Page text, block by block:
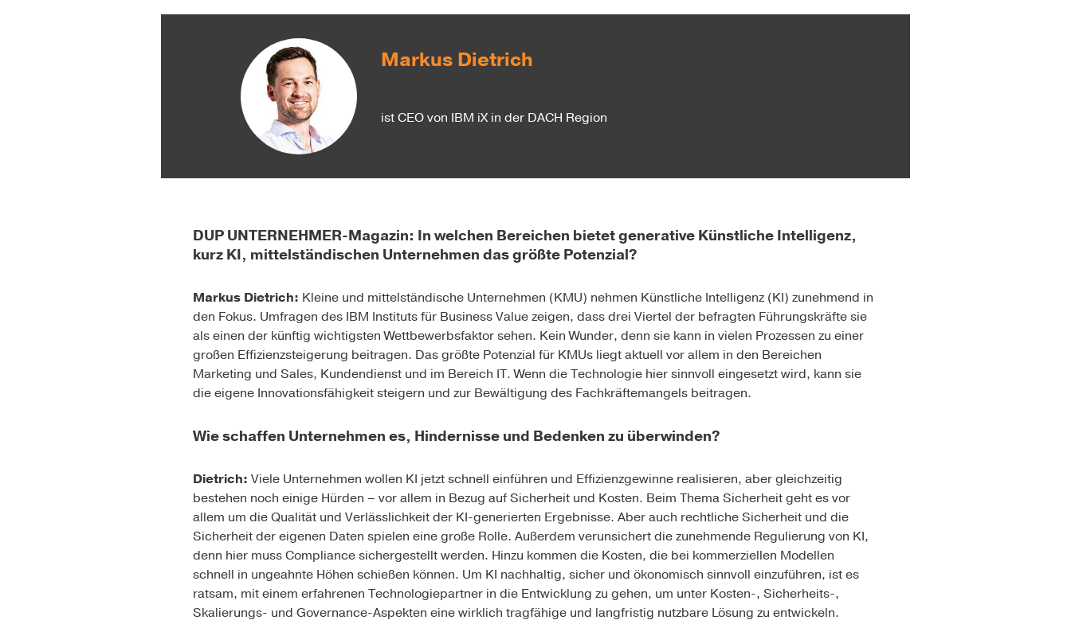
Markus Dietrich
ist CEO von IBM iX in der DACH Region
DUP UNTERNEHMER-Magazin: In welchen Bereichen bietet generative Künstliche Intelligenz,
kurz KI, mittelständischen Unternehmen das größte Potenzial?
Markus Dietrich: Kleine und mittelständische Unternehmen (KMU) nehmen Künstliche Intelligenz (KI) zunehmend in
den Fokus. Umfragen des IBM Instituts für Business Valuezeigen, dass drei Viertel der befragten Führungskräfte sie
als einen der künftig wichtigsten Wettbewerbsfaktor sehen. Kein Wunder, denn sie kann in vielen Prozessen zu einer
großen Effizienzsteigerung beitragen. Das größte Potenzial für KMUs liegt aktuell vor allem in den Bereichen
Marketing und Sales, Kundendienst und im Bereich IT. Wenn die Technologie hier sinnvoll eingesetzt wird, kann sie
die eigene Innovationsfähigkeit steigern und zur Bewältigung des Fachkräftemangels beitragen.
Wie schaffen Unternehmen es, Hindernisse und Bedenken zu überwinden?
Dietrich: Viele Unternehmen wollen KI jetzt schnell einführen und Effizienzgewinne realisieren, aber gleichzeitig
bestehen noch einige Hürden – vor allem in Bezug auf Sicherheit und Kosten. Beim Thema Sicherheit geht es vor
allem um die Qualität und Verlässlichkeit der KI-generierten Ergebnisse. Aber auch rechtliche Sicherheit und die
Sicherheit der eigenen Daten spielen eine große Rolle. Außerdem verunsichert die zunehmende Regulierung von KI,
denn hier muss Compliance sichergestellt werden. Hinzu kommen die Kosten, die bei kommerziellen Modellen
schnell in ungeahnte Höhen schießen können. Um KI nachhaltig, sicher und ökonomisch sinnvoll einzuführen, ist es
ratsam, mit einem erfahrenen Technologiepartner in die Entwicklung zu gehen, um unter Kosten-, Sicherheits-,
Skalierungs- und Governance-Aspekten eine wirklich tragfähige und langfristig nutzbare Lösung zu entwickeln.